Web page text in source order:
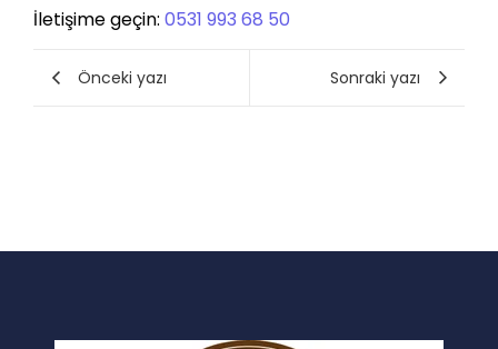
İletişime geçin: 0531 993 68 50
Önceki yazı Sonraki yazı